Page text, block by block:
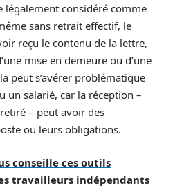
légalement considéré comme
sans retrait effectif, le
reçu le contenu de la lettre,
mise en demeure ou d’une
peut s’avérer problématique
un salarié, car la réception –
– peut avoir des
ou leurs obligations.
conseille ces outils
travailleurs indépendants